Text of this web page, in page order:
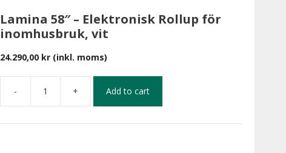
Lamina 58″ – Elektronisk Rollup för
inomhusbruk, vit
24.290,00 kr(inkl. moms)
- + Add to cart